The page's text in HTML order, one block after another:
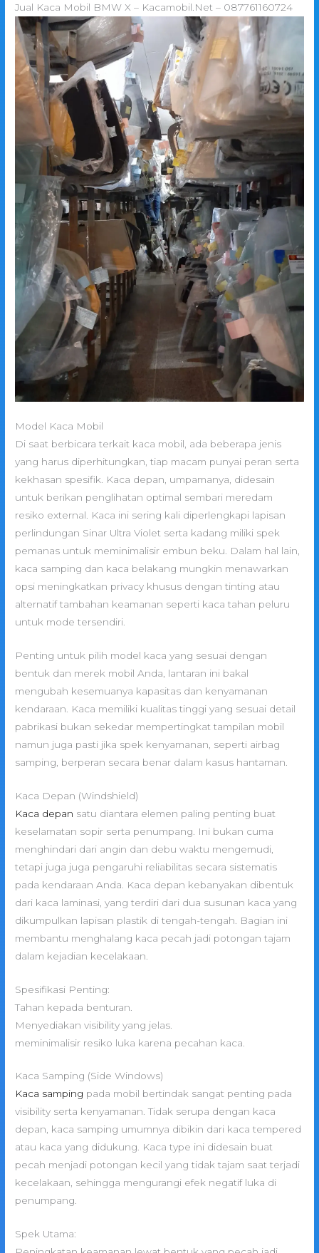
Jual Kaca Mobil BMW X – Kacamobil.Net – 087761160724
Model Kaca Mobil
Di saat berbicara terkait kaca mobil, ada beberapa jenis
yang harus diperhitungkan, tiap macam punyai peran serta
kekhasan spesifik. Kaca depan, umpamanya, didesain
untuk berikan penglihatan optimal sembari meredam
resiko external. Kaca ini sering kali diperlengkapi lapisan
perlindungan Sinar Ultra Violet serta kadang miliki spek
pemanas untuk meminimalisir embun beku. Dalam hal lain,
kaca samping dan kaca belakang mungkin menawarkan
opsi meningkatkan privacy khusus dengan tinting atau
alternatif tambahan keamanan seperti kaca tahan peluru
untuk mode tersendiri.
Penting untuk pilih model kaca yang sesuai dengan
bentuk dan merek mobil Anda, lantaran ini bakal
mengubah kesemuanya kapasitas dan kenyamanan
kendaraan. Kaca memiliki kualitas tinggi yang sesuai detail
pabrikasi bukan sekedar mempertingkat tampilan mobil
namun juga pasti jika spek kenyamanan, seperti airbag
samping, berperan secara benar dalam kasus hantaman.
Kaca Depan (Windshield)
Kaca depan satu diantara elemen paling penting buat
keselamatan sopir serta penumpang. Ini bukan cuma
menghindari dari angin dan debu waktu mengemudi,
tetapi juga juga pengaruhi reliabilitas secara sistematis
pada kendaraan Anda. Kaca depan kebanyakan dibentuk
dari kaca laminasi, yang terdiri dari dua susunan kaca yang
dikumpulkan lapisan plastik di tengah-tengah. Bagian ini
membantu menghalang kaca pecah jadi potongan tajam
dalam kejadian kecelakaan.
Spesifikasi Penting:
Tahan kepada benturan.
Menyediakan visibility yang jelas.
meminimalisir resiko luka karena pecahan kaca.
Kaca Samping (Side Windows)
Kaca samping pada mobil bertindak sangat penting pada
visibility serta kenyamanan. Tidak serupa dengan kaca
depan, kaca samping umumnya dibikin dari kaca tempered
atau kaca yang didukung. Kaca type ini didesain buat
pecah menjadi potongan kecil yang tidak tajam saat terjadi
kecelakaan, sehingga mengurangi efek negatif luka di
penumpang.
Spek Utama: